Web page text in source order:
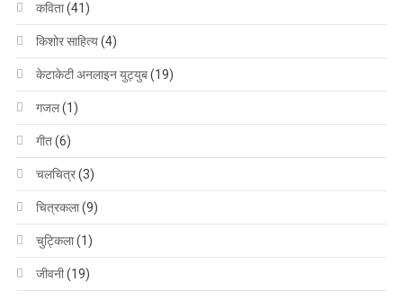
कविता(41)
किशोर साहित्य(4)
केटाकेटी अनलाइन युट्युब(19)
गजल(1)
गीत(6)
चलचित्र(3)
चित्रकला(9)
चुट्किला(1)
जीवनी(19)